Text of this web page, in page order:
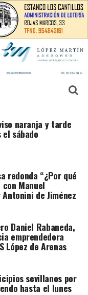
naranja y tarde
sábado
redonda “¿Por qué
Manuel
de Jiménez
Daniel Rabaneda,
emprendedora
López de Arenas
sevillanos por
hasta el lunes